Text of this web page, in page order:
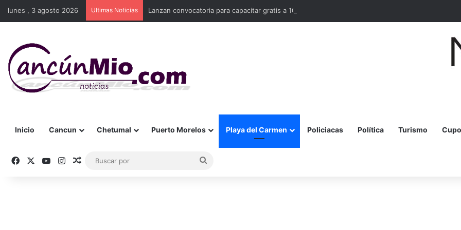
lunes , 3 agosto 2026 Ultimas Noticias Lanzan convocatoria para capacitar gratis a 10 mil mujeres en bordado maya en Quintana Roo
Inicio Cancun Chetumal Puerto Morelos Playa del Carmen Policiacas Política Turismo
FacebookYouTubeInstagram
Publicación al azar